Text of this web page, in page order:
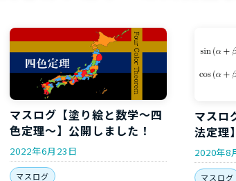
マスログ【塗り絵と数学～四
色定理～】公開しました！
2022年6月23日
マスログ
マスロ
法定理
2020年8
マスログ